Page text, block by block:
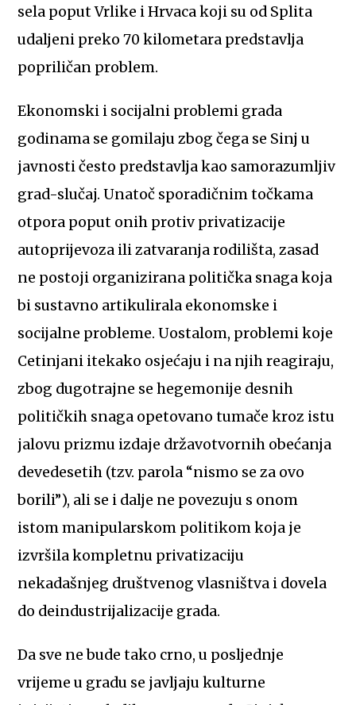
sela poput Vrlike i Hrvaca koji su od Splita
udaljeni preko 70 kilometara predstavlja
popriličan problem.
Ekonomski i socijalni problemi grada
godinama se gomilaju zbog čega se Sinj u
javnosti često predstavlja kao samorazumljiv
grad-slučaj. Unatoč sporadičnim točkama
otpora poput onih protiv privatizacije
autoprijevoza ili zatvaranja rodilišta, zasad
ne postoji organizirana politička snaga koja
bi sustavno artikulirala ekonomske i
socijalne probleme. Uostalom, problemi koje
Cetinjani itekako osjećaju i na njih reagiraju,
zbog dugotrajne se hegemonije desnih
političkih snaga opetovano tumače kroz istu
jalovu prizmu izdaje državotvornih obećanja
devedesetih (tzv. parola “nismo se za ovo
borili”), ali se i dalje ne povezuju s onom
istom manipularskom politikom koja je
izvršila kompletnu privatizaciju
nekadašnjeg društvenog vlasništva i dovela
do deindustrijalizacije grada.
Da sve ne bude tako crno, u posljednje
vrijeme u gradu se javljaju kulturne